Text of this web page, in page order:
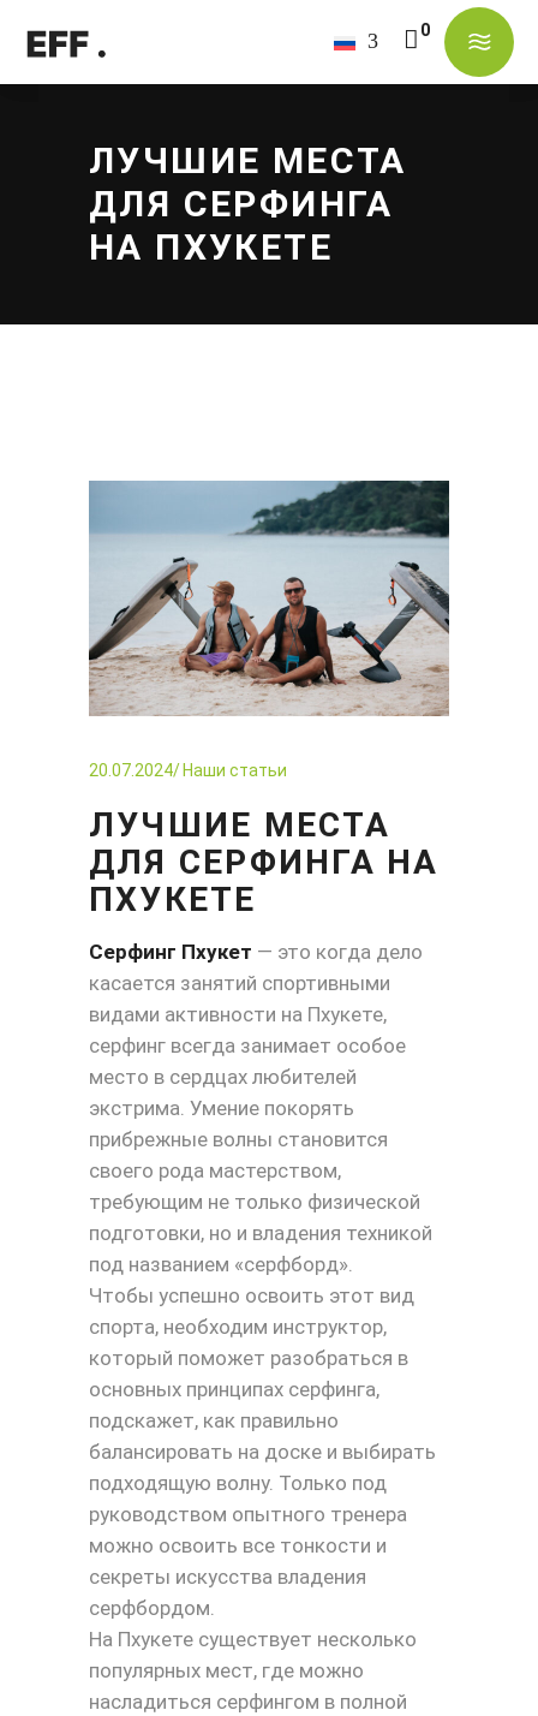
ЛУЧШИЕ МЕСТА
ДЛЯ СЕРФИНГА
НА ПХУКЕТЕ
20.07.2024 Наши статьи
ЛУЧШИЕ МЕСТА
ДЛЯ СЕРФИНГА НА
ПХУКЕТЕ
Серфинг Пхукет — это когда дело
касается занятий спортивными
видами активности на Пхукете,
серфинг всегда занимает особое
место в сердцах любителей
экстрима. Умение покорять
прибрежные волны становится
своего рода мастерством,
требующим не только физической
подготовки, но и владения техникой
под названием «серфборд».
Чтобы успешно освоить этот вид
спорта, необходим инструктор,
который поможет разобраться в
основных принципах серфинга,
подскажет, как правильно
балансировать на доске и выбирать
подходящую волну. Только под
руководством опытного тренера
можно освоить все тонкости и
секреты искусства владения
серфбордом.
На Пхукете существует несколько
популярных мест, где можно
насладиться серфингом в полной